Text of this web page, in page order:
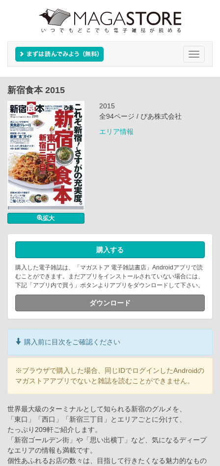
Toggle
新宿食本 2015
拡大
2015
全94ページ / ぴあ株式会社
エリア情報
購入する
購入した電子雑誌は、「マガストア 電子雑誌書店」Androidアプリで読
むことができます。まだアプリをインストールされていない場合には、
下記「アプリ内で買う」ボタンよりアプリをダウンロードして下さい。
ダウンロード
購入前に目次をご確認ください
※ブラウザで購入した場合、同じIDでログインしたAndroidの
マガストアアプリでないと雑誌を読むことができません。
世界最大級のターミナルとして知られる新宿のグルメを、
「東口」「西口」「新宿三丁目」とエリアごとに分けて、
たっぷり209軒ご紹介します。
「新宿ゴールデン街」や「思い出横丁」など、気になるディープ
なエリアの情報も満載です。
個性あふれるお店の数々は、目指して行きたくなる魅力的なもの